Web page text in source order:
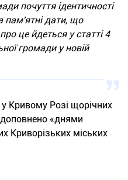
почуття ідентичності
пам'ятні дати, що
це йдеться у статті 4
громади у новій
Кривому Розі щорічних
«днями
Криворізьких міських